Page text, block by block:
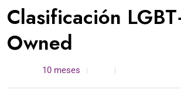
Clasificación
Owned
10 meses